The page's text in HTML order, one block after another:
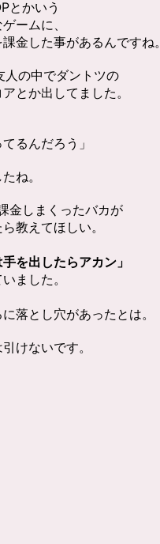
とかいう
ームに、
金した事があるんですね。
人の中でダントツの
とか出してました。
るんだろう」
ね。
金しまくったバカが
教えてほしい。
手を出したらアカン」
ました。
落とし穴があったとは。
けないです。